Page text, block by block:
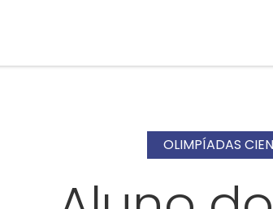
OLIMPÍADAS